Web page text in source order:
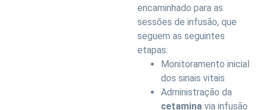
encaminhado para as
sessões de infusão, que
seguem as seguintes
etapas:
Monitoramento inicial
dos sinais vitais
Administração da
cetamina via infusão